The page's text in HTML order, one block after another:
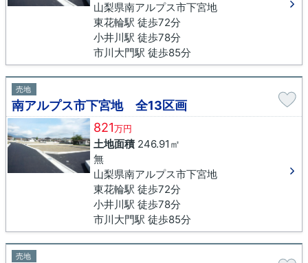
山梨県南アルプス市下宮地
東花輪駅 徒歩72分
小井川駅 徒歩78分
市川大門駅 徒歩85分
売地
南アルプス市下宮地 全13区画
821万円
土地面積246.91㎡
無
山梨県南アルプス市下宮地
東花輪駅 徒歩72分
小井川駅 徒歩78分
市川大門駅 徒歩85分
売地